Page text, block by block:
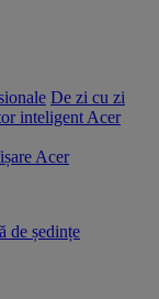
De zi cu zi
inteligent Acer
Acer
de ședințe